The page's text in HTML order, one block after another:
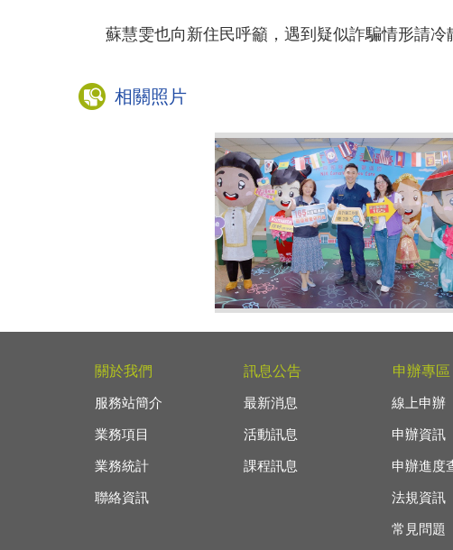
蘇慧雯也向新住民呼籲，遇到疑似詐騙情形請冷
相關照片
1.外型酷似知名演員阮經天的三重
住民防詐騙快閃宣導活動」。右為
瑛、左為移民署臺北市服務站主任
蘇慧雯。
關於我們
服務站簡介
業務項目
業務統計
聯絡資訊
訊息公告
最新消息
活動訊息
課程訊息
申辦專區
線上申辦
申辦資訊
申辦進度
法規資訊
常見問題